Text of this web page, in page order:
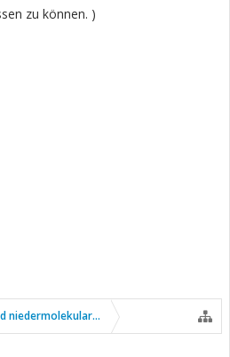
zu können. )
niedermolekulare Wirkstoffe